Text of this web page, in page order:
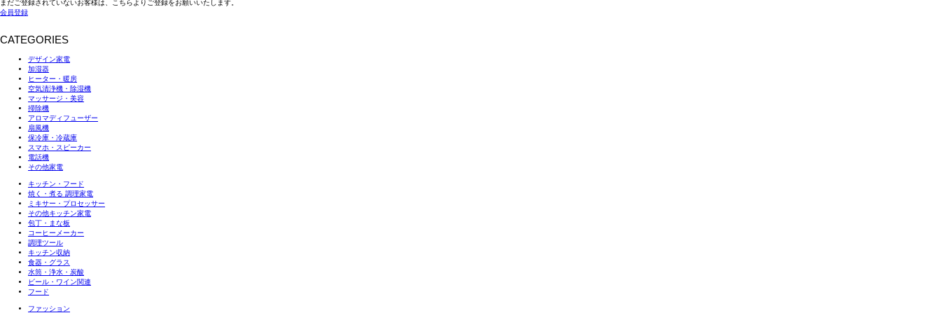
まだご登録されていないお客様は、こちらよりご登録をお願いいたします。
会員登録
CATEGORIES
デザイン家電
加湿器
ヒーター・暖房
空気清浄機・除湿機
マッサージ・美容
掃除機
アロマディフューザー
扇風機
保冷庫・冷蔵庫
スマホ・スピーカー
電話機
その他家電
キッチン・フード
焼く・煮る 調理家電
ミキサー・プロセッサー
その他キッチン家電
包丁・まな板
コーヒーメーカー
調理ツール
キッチン収納
食器・グラス
水筒・浄水・炭酸
ビール・ワイン関連
フード
ファッション